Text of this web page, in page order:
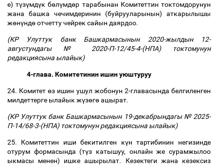
е) түзүмдүк бөлүмдөр тарабынан Комитеттин токтомдорунун
жана башка чечимдеринин (буйрууларынын) аткарылышы
жөнүндөотчетту чейрек сайын даярдоо.
(КР Улуттук банк Башкармасынын 2020-жылдын 12-
августундагы № 2020-П-12/45-4-(НПА) токтомунун
редакциясына ылайык)
4-глава. Комитетинин ишин уюштуруу
24. Комитетөз ишин ушул жобонун 2-главасында белгиленген
милдеттерге ылайык жүзөгөашырат.
(КР Улуттук банк Башкармасынын 19-декабрындагы № 2025-
П-14/68-3-(НПА) токтомунун редакциясына ылайык)
25. Комитеттин иши бекитилген күн тартибинин негизинде
отурум формасында (түз катышуу, онлайн же сурамжылоо
ыкмасы менен) ишке ашырылат. Кезектеги жана кезексиз